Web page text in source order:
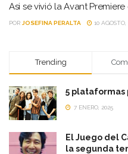
Asi se vivió la Avant Premiere
POR JOSEFINA PERALTA 10 AGOSTO,
Trending
5 plataformas
7 ENERO, 2025
El Juego del
la segunda